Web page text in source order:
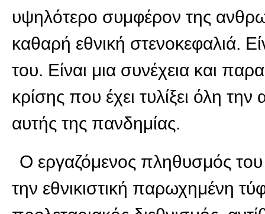
υψηλότερο συμφέρον της
καθαρή εθνική στενοκεφαλιά.
του. Είναι μια συνέχεια και
κρίσης που έχει τυλίξει όλη
αυτής της πανδημίας.
Ο εργαζόμενος πληθυσμός
την εθνικιστική παρωχημένη